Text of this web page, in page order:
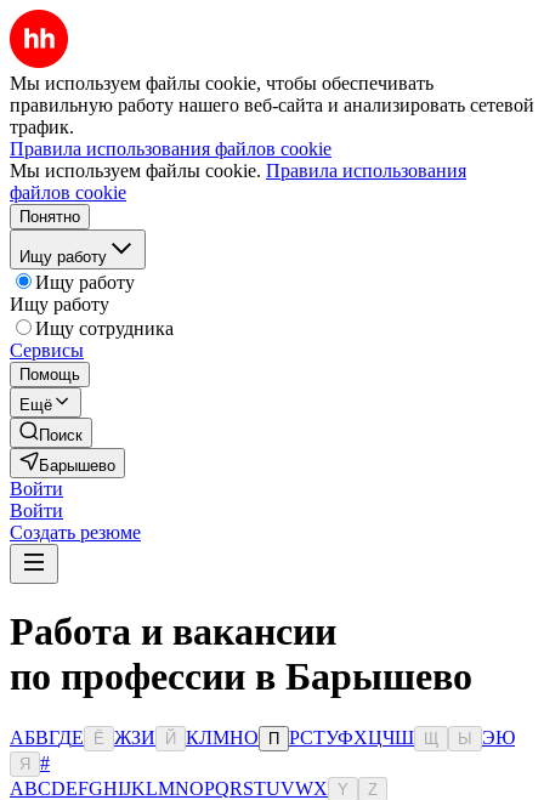
Мы используем файлы cookie, чтобы обеспечивать
правильную работу нашего веб-сайта и анализировать сетевой
трафик.
Правила использования файлов cookie
Мы используем файлы cookie. Правила использования
файлов cookie
Понятно
Ищу работу
Ищу работу
Ищу работу
Ищу сотрудника
Сервисы
Помощь
Ещё
Поиск
Барышево
Войти
Войти
Создать резюме
Работа и вакансии
по профессии в Барышево
АБВГДЕ Ё ЖЗИ Й КЛМНО П РСТУФХЦЧШ Ы ЭЮ
Я
#
ABCDEFGHIJKLMNOPQRSTUVWX Y Z